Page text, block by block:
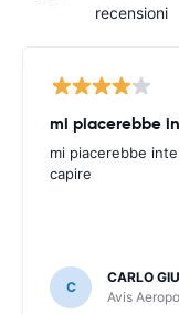
recensioni
mi piacerebbe
capire
C
CARLO
Avis